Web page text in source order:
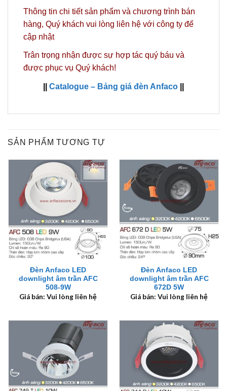
Thông tin chi tiết sản phẩm và chương trình bán
hàng, Quý khách vui lòng liên hệ với công ty để
cập nhật
Trân trọng nhận được sự hợp tác quý báu và
được phục vụ Quý khách!
Catalogue – Bảng giá đèn Anfaco
SẢN PHẨM TƯƠNG TỰ
Đèn Anfaco LED
downlight âm trần AFC
508-9W
Giá bán: Vui lòng liên hệ
Đèn Anfaco LED
downlight âm trần AFC
672D 5W
Giá bán: Vui lòng liên hệ